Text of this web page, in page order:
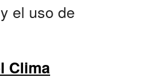
el uso de
Clima